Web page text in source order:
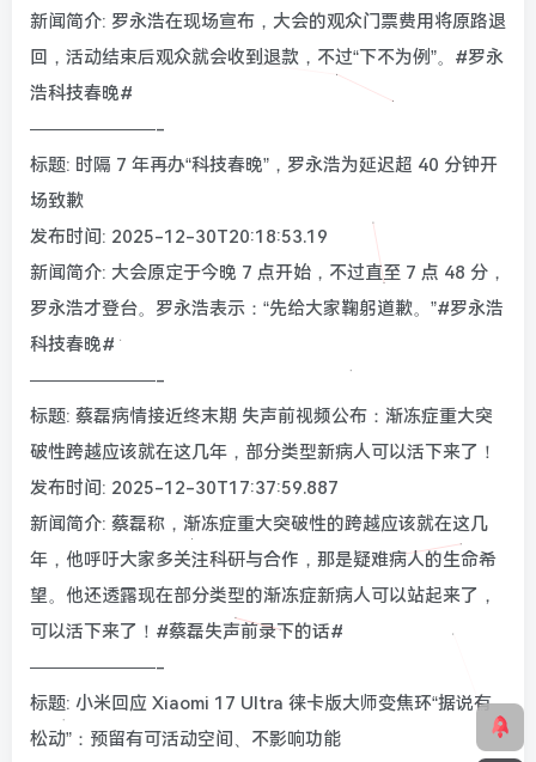
新闻简介: 罗永浩在现场宣布，大会的观众门票费用将原路退
回，活动结束后观众就会收到退款，不过“下不为例”。#罗永
浩科技春晚#
———————-
标题: 时隔 7 年再办“科技春晚”，罗永浩为延迟超 40 分钟开
场致歉
发布时间: 2025-12-30T20:18:53.19
新闻简介: 大会原定于今晚 7 点开始，不过直至 7 点 48 分，
罗永浩才登台。罗永浩表示：“先给大家鞠躬道歉。”#罗永浩
科技春晚#
———————-
标题: 蔡磊病情接近终末期 失声前视频公布：渐冻症重大突
破性跨越应该就在这几年，部分类型新病人可以活下来了！
发布时间: 2025-12-30T17:37:59.887
新闻简介: 蔡磊称，渐冻症重大突破性的跨越应该就在这几
年，他呼吁大家多关注科研与合作，那是疑难病人的生命希
望。他还透露现在部分类型的渐冻症新病人可以站起来了，
可以活下来了！#蔡磊失声前录下的话#
———————-
标题: 小米回应 Xiaomi 17 Ultra 徕卡版大师变焦环“据说有
松动”：预留有可活动空间、不影响功能